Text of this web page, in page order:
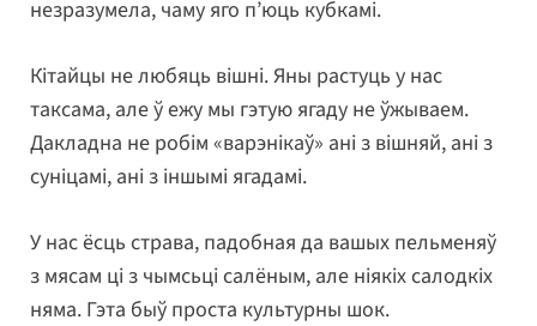
незразумела, чаму яго п’юць кубкамі.
Кітайцы не любяць вішні. Яны растуць у нас
таксама, але ў ежу мы гэтую ягаду не ўжываем.
Дакладна не робім «варэнікаў» ані з вішняй, ані з
суніцамі, ані з іншымі ягадамі.
У нас ёсць страва, падобная да вашых пельменяў
з мясам ці з чымсьці салёным, але ніякіх салодкіх
няма. Гэта быў проста культурны шок.